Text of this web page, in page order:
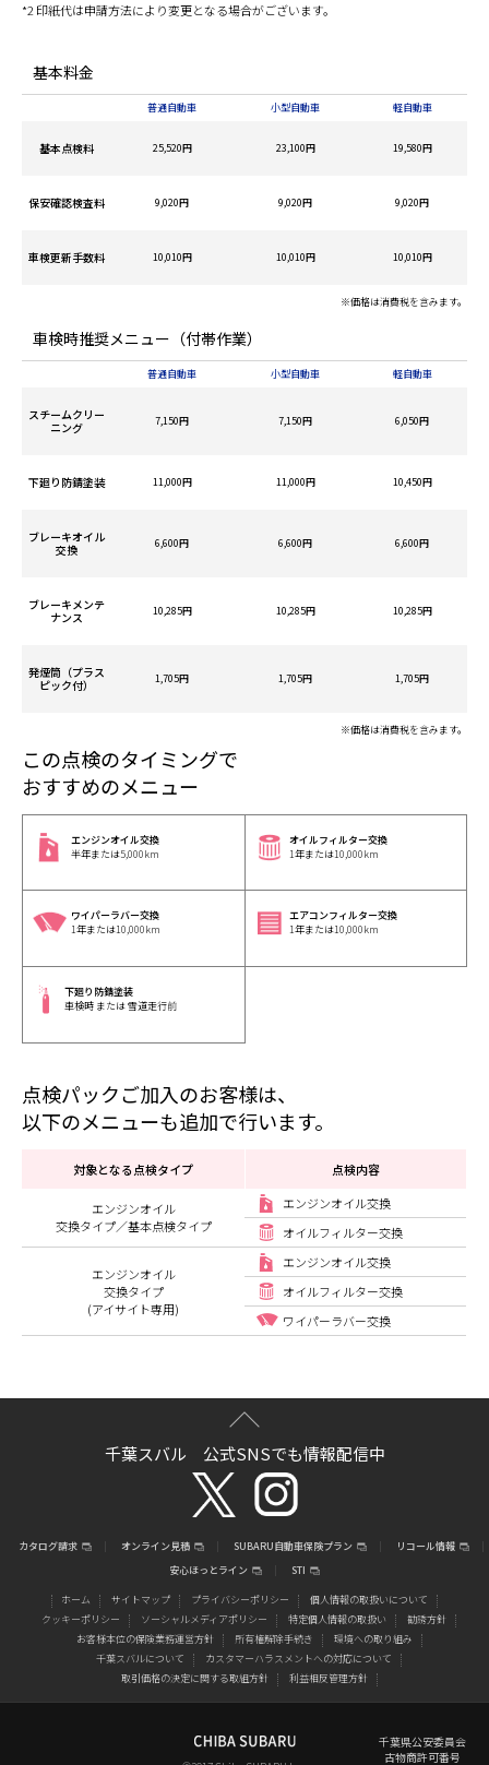
*2 印紙代は申請方法により変更となる場合がございます。
基本料金
普通自動車 小型自動車 軽自動車
基本点検料 25,520円 23,100円 19,580円
保安確認検査料 9,020円 9,020円 9,020円
車検更新手数料 10,010円 10,010円 10,010円
※価格は消費税を含みます。
車検時推奨メニュー（付帯作業）
普通自動車 小型自動車 軽自動車
スチームクリー
ニング
7,150円 7,150円 6,050円
下廻り防錆塗装 11,000円 11,000円 10,450円
ブレーキオイル
交換
6,600円 6,600円 6,600円
ブレーキメンテ
ナンス
10,285円 10,285円 10,285円
発煙筒（プラス
ピック付）
1,705円 1,705円 1,705円
※価格は消費税を含みます。
この点検のタイミングで
おすすめのメニュー
エンジンオイル交換
半年または5,000km
オイルフィルター交換
1年または10,000km
ワイパーラバー交換
1年または10,000km
エアコンフィルター交換
1年または10,000km
下廻り防錆塗装
車検時 または 雪道走行前
点検パックご加入のお客様は、
以下のメニューも追加で行います。
対象となる点検タイプ 点検内容
エンジンオイル
交換タイプ／基本点検タイプ
エンジンオイル交換
オイルフィルター交換
エンジンオイル
交換タイプ
(アイサイト専用)
エンジンオイル交換
オイルフィルター交換
ワイパーラバー交換
千葉スバル 公式SNSでも情報配信中
カタログ請求 オンライン見積 SUBARU自動車保険プラン
リコール情報
安心ほっとライン
STI
ホーム サイトマップ プライバシーポリシー
個人情報の取扱いについて
クッキーポリシー
ソーシャルメディアポリシー 特定個人情報の取扱い
勧誘方針
お客様本位の保険業務運営方針
所有権解除手続き
環境への取り組み
千葉スバルについて
カスタマーハラスメントへの対応について
取引価格の決定に関する取組方針
利益相反管理方針
千葉県公安委員会
古物商許可番号